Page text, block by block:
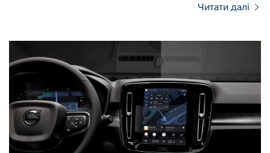
Читати далі